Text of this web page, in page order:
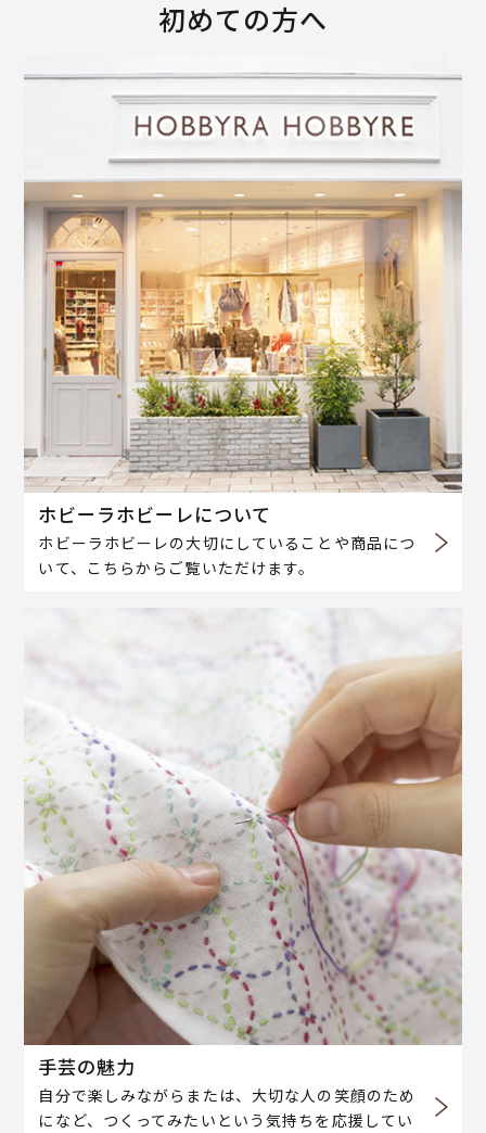
初めての方へ
ホビーラホビーレについて
ホビーラホビーレの大切にしていることや商品につ
いて、こちらからご覧いただけます。
手芸の魅力
自分で楽しみながらまたは、大切な人の笑顔のため
になど、つくってみたいという気持ちを応援してい